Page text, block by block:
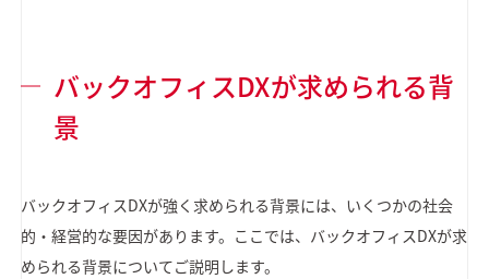
バックオフィスDXが求められる背
景
バックオフィスDXが強く求められる背景には、いくつかの社会
的・経営的な要因があります。ここでは、バックオフィスDXが求
められる背景についてご説明します。